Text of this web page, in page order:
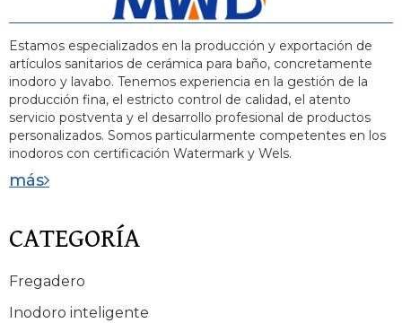
Estamos especializados en la producción y exportación de
artículos sanitarios de cerámica para baño, concretamente
inodoro y lavabo. Tenemos experiencia en la gestión de la
producción fina, el estricto control de calidad, el atento
servicio postventa y el desarrollo profesional de productos
personalizados. Somos particularmente competentes en los
inodoros con certificación Watermark y Wels.
más
CATEGORÍA
Fregadero
Inodoro inteligente